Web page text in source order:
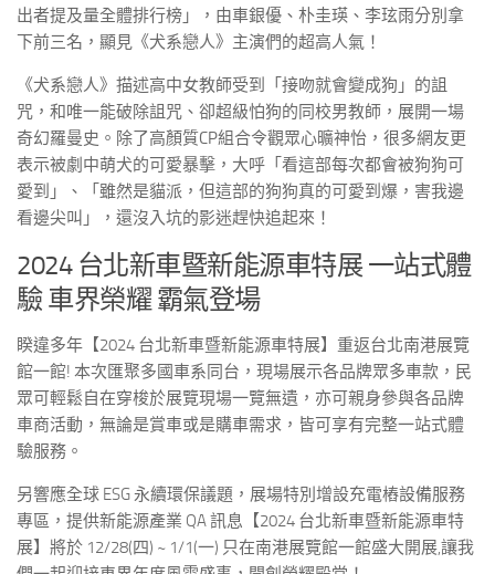
出者提及量全體排行榜」，由車銀優、朴圭瑛、李玹雨分別拿
下前三名，顯見《犬系戀人》主演們的超高人氣！
《犬系戀人》描述高中女教師受到「接吻就會變成狗」的詛
咒，和唯一能破除詛咒、卻超級怕狗的同校男教師，展開一場
奇幻羅曼史。除了高顏質CP組合令觀眾心曠神怡，很多網友更
表示被劇中萌犬的可愛暴擊，大呼「看這部每次都會被狗狗可
愛到」、「雖然是貓派，但這部的狗狗真的可愛到爆，害我邊
看邊尖叫」，還沒入坑的影迷趕快追起來！
2024 台北新車暨新能源車特展 一站式體
驗 車界榮耀 霸氣登場
睽違多年【2024 台北新車暨新能源車特展】重返台北南港展覽
館一館! 本次匯聚多國車系同台，現場展示各品牌眾多車款，民
眾可輕鬆自在穿梭於展覽現場一覽無遺，亦可親身參與各品牌
車商活動，無論是賞車或是購車需求，皆可享有完整一站式體
驗服務。
另響應全球 ESG 永續環保議題，展場特別增設充電樁設備服務
專區，提供新能源產業 QA 訊息【2024 台北新車暨新能源車特
展】將於 12/28(四) ~ 1/1(一) 只在南港展覽館一館盛大開展,讓我